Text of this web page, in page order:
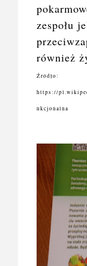
zespołu
również
Źródło:
https://
nkcjonalna